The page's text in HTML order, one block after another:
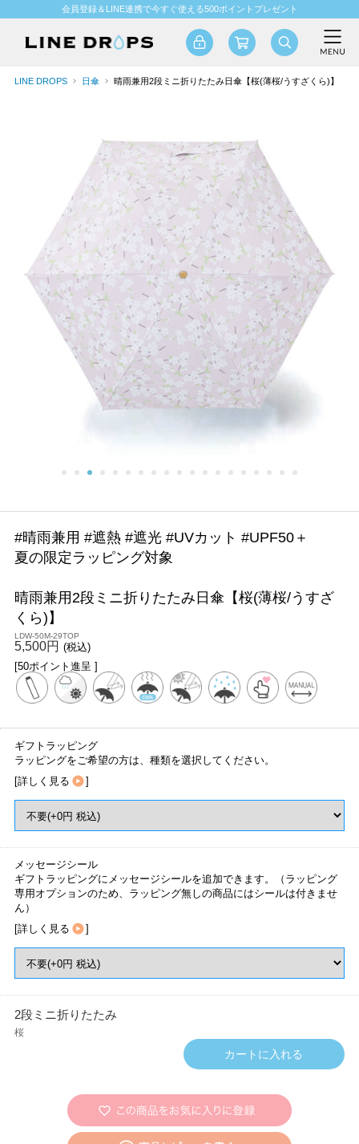
会員登録＆LINE連携で今すぐ使える500ポイントプレゼント
LINE DROPS 日傘 晴雨兼用2段ミニ折りたたみ日傘【桜(薄桜/うすざくら)】
#晴雨兼用 #遮熱 #遮光 #UVカット #UPF50＋
夏の限定ラッピング対象
晴雨兼用2段ミニ折りたたみ日傘【桜(薄桜/うすざ
くら)】
LDW-50M-29TOP
5,500円 (税込)
[50ポイント進呈 ]
ギフトラッピング
ラッピングをご希望の方は、種類を選択してください。
[詳しく見る ]
メッセージシール
ギフトラッピングにメッセージシールを追加できます。（ラッピング
専用オプションのため、ラッピング無しの商品にはシールは付きませ
ん）
[詳しく見る ]
2段ミニ折りたたみ
桜